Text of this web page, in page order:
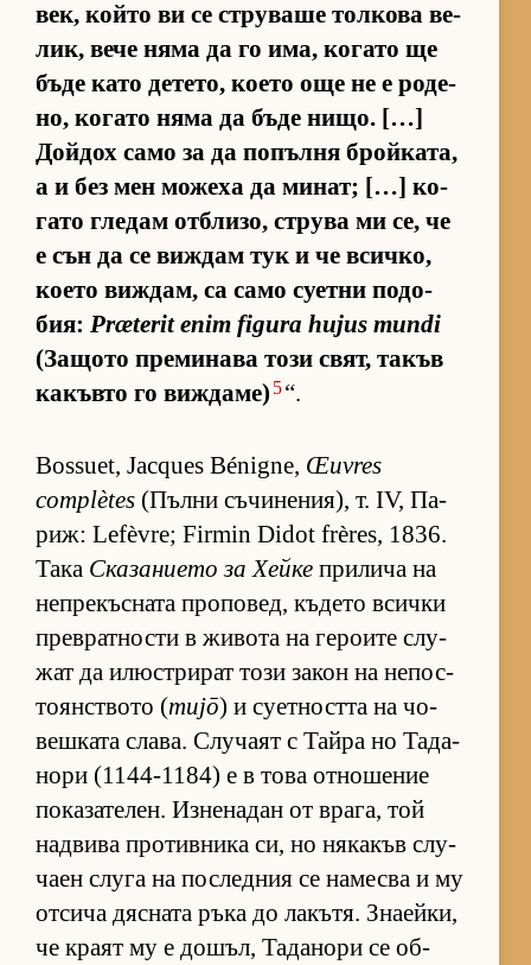
век, който ви се стру­ваше тол­кова ве­
лик, вече няма да го има, ко­гато ще
бъде като де­те­то, ко­ето още не е ро­де­
но, ко­гато няма да бъде ни­що. […]
Дой­дох само за да по­пълня брой­ка­та,
а и без мен мо­жеха да ми­нат; […] ко­
гато гле­дам от­б­ли­зо, струва ми се, че
е сън да се виж­дам тук и че всич­ко,
ко­ето виж­дам, са само су­етни по­до­
бия: Præterit enim figura hujus mundi
(За­щото пре­ми­нава този свят, та­къв
ка­къвто го виж­да­ме) 5“.
Bossuet, Jacques Bénigne, Œuvres
complètes (Пълни съ­чи­не­ни­я), т. IV, Па­
риж: Lefèvre; Firmin Didot frères, 1836.
Така Ска­за­ни­ето за Хейке при­лича на
неп­ре­къс­ната про­по­вед, къ­дето всички
прев­рат­ности в жи­вота на ге­ро­ите слу­
жат да илюс­т­ри­рат този за­кон на не­пос­
то­ян­с­т­вото (mujō) и су­ет­ността на чо­
веш­ката сла­ва. Слу­чаят с Тайра но Та­да­
нори (1144-1184) е в това от­но­ше­ние
по­ка­за­те­лен. Из­не­на­дан от вра­га, той
над­вива про­тив­ника си, но ня­ка­къв слу­
чаен слуга на пос­лед­ния се на­месва и му
от­сича дяс­ната ръка до ла­къ­тя. Зна­ей­ки,
че краят му е до­шъл, Та­да­нори се об­